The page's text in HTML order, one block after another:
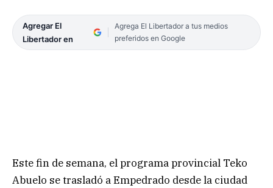
Agregar El
Libertador en
Agrega El Libertador a tus medios
preferidos en Google
Este fin de semana, el programa provincial Teko
Abuelo se trasladó a Empedrado desde la ciudad